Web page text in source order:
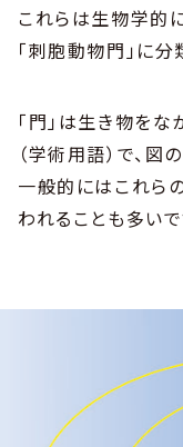
これらは生物学的
「刺胞動物門」に分
「門」は生き物を
（学術用語）で、図
一般的にはこれ
われることも多いで